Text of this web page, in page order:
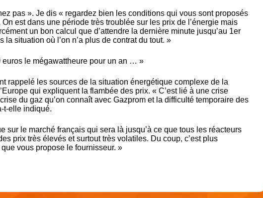
pas ». Je dis « regardez bien les conditions qui vous sont proposés
On est dans une période très troublée sur les prix de l’énergie mais
un bon calcul que d’attendre la dernière minute jusqu’au 1er
situation où l’on n’a plus de contrat du tout. »
le mégawattheure pour un an … »
rappelé les sources de la situation énergétique complexe de la
qui expliquent la flambée des prix. « C’est lié à une crise
du gaz qu’on connaît avec Gazprom et la difficulté temporaire des
t-elle indiqué.
sur le marché français qui sera là jusqu’à ce que tous les réacteurs
prix très élevés et surtout très volatiles. Du coup, c’est plus
vous propose le fournisseur. »